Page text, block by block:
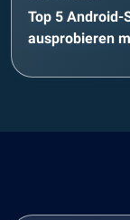
Top 5 Android-
ausprobieren